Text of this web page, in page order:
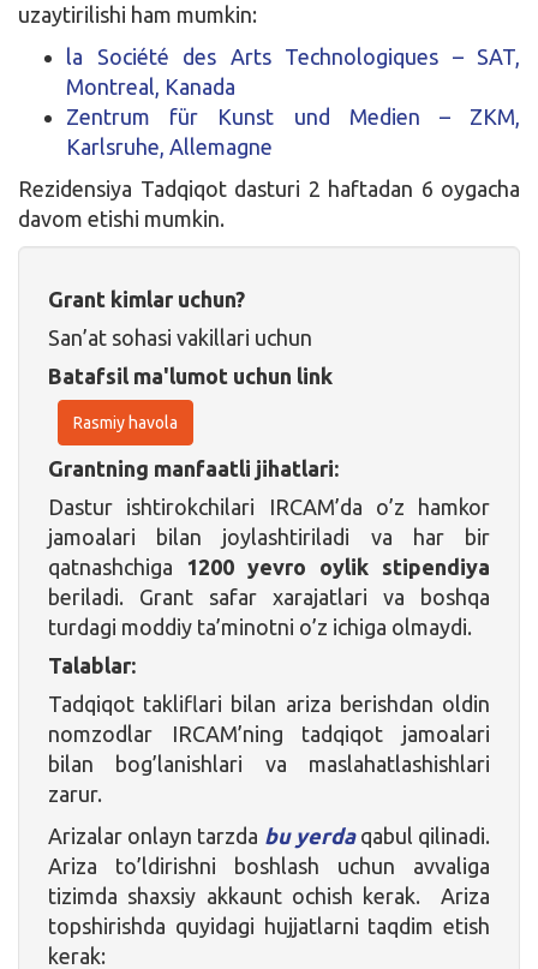
uzaytirilishi ham mumkin:
la Société des Arts Technologiques – SAT,
Montreal, Kanada
Zentrum für Kunst und Medien – ZKM,
Karlsruhe, Allemagne
Rezidensiya Tadqiqot dasturi 2 haftadan 6 oygacha
davom etishi mumkin.
Grant kimlar uchun?
San’at sohasi vakillari uchun
Batafsil ma'lumot uchun link
Rasmiy havola
Grantning manfaatli jihatlari:
Dastur ishtirokchilari IRCAM’da o’z hamkor
jamoalari bilan joylashtiriladi va har bir
qatnashchiga 1200 yevro oylik stipendiya
beriladi. Grant safar xarajatlari va boshqa
turdagi moddiy ta’minotni o’z ichiga olmaydi.
Talablar:
Tadqiqot takliflari bilan ariza berishdan oldin
nomzodlar IRCAM’ning tadqiqot jamoalari
bilan bog’lanishlari va maslahatlashishlari
zarur.
Arizalar onlayn tarzda bu yerdaqabul qilinadi.
Ariza to’ldirishni boshlash uchun avvaliga
tizimda shaxsiy akkaunt ochish kerak. Ariza
topshirishda quyidagi hujjatlarni taqdim etish
kerak: